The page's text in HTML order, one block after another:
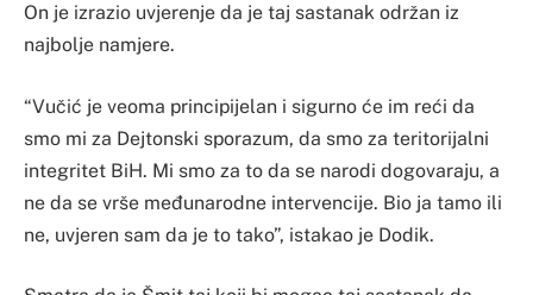
On je izrazio uvjerenje da je taj sastanak održan iz
najbolje namjere.
“Vučić je veoma principijelan i sigurno će im reći da
smo mi za Dejtonski sporazum, da smo za teritorijalni
integritet BiH. Mi smo za to da se narodi dogovaraju, a
ne da se vrše međunarodne intervencije. Bio ja tamo ili
ne, uvjeren sam da je to tako”, istakao je Dodik.